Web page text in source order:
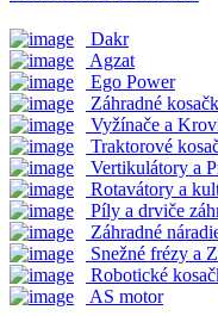
Dakr
Agzat
Ego Power
Záhradné
Vyžínače a
Traktorové
Vertikulátory a
Rotavátory a
Píly a drviče
Záhradné
Snežné frézy a
Robotické
AS motor